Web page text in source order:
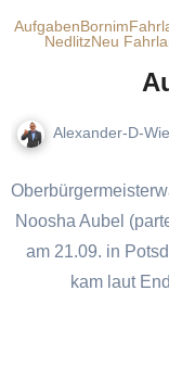
AufgabenBornim
NedlitzNeu
Alexander-D-
Noosha Aubel
am 21.09. in
kam laut